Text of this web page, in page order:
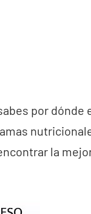
por dónde
la